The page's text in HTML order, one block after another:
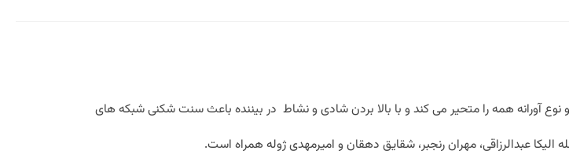
نوع آورانه همه را متحیر می کند و با بالا بردن شادی و نشاط در بیننده باعث سنت شکنی شبکه های
عبدالرزاقی، مهران رنجبر، شقایق دهقان و امیرمهدی ژوله همراه است.